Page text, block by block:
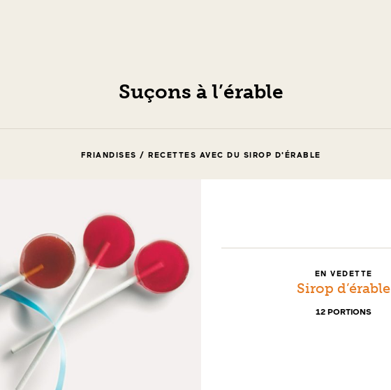
Suçons à l’érable
FRIANDISES / RECETTES AVEC DU SIROP D'ÉRABLE
EN VEDETTE
Sirop d’érable
12 PORTIONS